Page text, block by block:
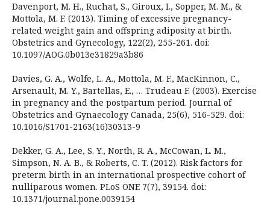
Davenport, M. H., Ruchat, S., Giroux, I., Sopper, M. M., &
Mottola, M. F. (2013). Timing of excessive pregnancy-
related weight gain and offspring adiposity at birth.
Obstetrics and Gynecology, 122(2), 255-261. doi:
10.1097/AOG.0b013e31829a3b86
Davies, G. A., Wolfe, L. A., Mottola, M. F., MacKinnon, C.,
Arsenault, M. Y., Bartellas, E., … Trudeau F. (2003). Exercise
in pregnancy and the postpartum period. Journal of
Obstetrics and Gynaecology Canada, 25(6), 516-529. doi:
10.1016/S1701-2163(16)30313-9
Dekker, G. A., Lee, S. Y., North, R. A., McCowan, L. M.,
Simpson, N. A. B., & Roberts, C. T. (2012). Risk factors for
preterm birth in an international prospective cohort of
nulliparous women. PLoS ONE 7(7), 39154. doi:
10.1371/journal.pone.0039154